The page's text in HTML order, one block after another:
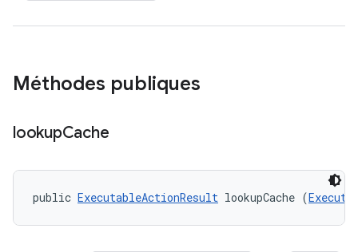
Méthodes publiques
lookupCache
public ExecutableActionResult lookupCache (